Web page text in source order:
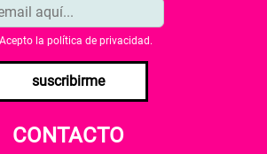
Acepto la política de privacidad .
suscribirme
CONTACTO